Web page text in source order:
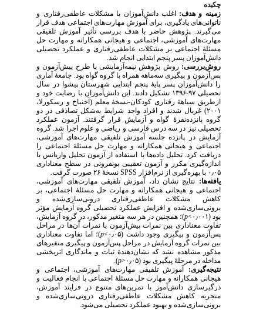
چکیده
زمینه و هدف:اغلب دانش‌آموزان با مشکلات عاطفی‌رفتاری و
ناتوانی‌های یادگیری، برای آموزش مهارت‌های اجتماعی هدف قرار
می‌گیرند. پژوهش حاضر با هدف بررسی تأثیر آموزش تلفیقی
مهارت‌های آموزشی، اجتماعی و هیجانی همکارانه و مهارت حل
مسئلهٔ اجتماعی بر مشکلات عاطفی‌رفتاری و عملکرد تحصیلی
دانش‌آموزان پسر پنجم ابتدایی انجام شد.
روش‌‌بررسی:روش پژوهش نیمه‌آزمایشی با طرح پیش‌آزمون و
پس‌آزمون و پیگیری سه‌ماهه همراه با گروه گواه بود. جامعه‌ٔ آماری
را دانش‌آموزان پسر پایهٔ پنجم ابتدایی شهرستان پیشوا در سال
تحصیلی ۹۷-۱۳۹۶ تشکیل دادند. این دانش‌آموزان با رضایت خود و
ازطریق سیاههٔ رفتاری کودکان-نسخهٔ معلم (آخنباخ و رسکورلا،
۲۰۰۱) غربال شدند و افراد واجد شرایط
به‌شکل تصادفی در دو
گروه پانزده‌نفرهٔ گواه و آزمایش قرار گرفتند.آزمون عملکرد
تحصیلی نیز در سه درس فارسی و ریاضی و علوماجرا شد. گروه‌
آزمایش در پانزده جلسه آموزش تلفیقی مهارت‌های آموزشی،
اجتماعی و هیجانی همکارانه و مهارت حل مسئلهٔ اجتماعی را
دریافت کرد. تحلیل داده‌ها با استفاده از آزمون تحلیل واریانس با
اندازه‌گیری مکرر و آزمون تعقیبی بونفرونی در سطح معناداری
۰٫۰۵ با بهره‌گیری از نرم‌افزار
S
SPSنسخهٔ ۲۶ صورت گرفت.
یافته‌ها:نتایج نشان داد، آموزش تلفیقی مهارت‌های آموزشی،
اجتماعی و هیجانی همکارانه و مهارت حل مسئلهٔ اجتماعی، بر
کاهش مشکلات عاطفی‌رفتاری درونی‌سازی‌شده و
برونی‌سازی‌شده و افزایش عملکرد تحصیلی گروه آزمایش مؤثر
بود (۰٫۰۰۱>
p)؛ همچنیندر هر سه متغیرمذکور، در گروه آزمایش،
تفاوت معناداری بین نمرات پیش‌آزمون با نمرات آن‌ها در مراحل
پس‌آزمون و پیگیری وجود داشت (۰٫۰۵>
p)؛ اما تفاوت معناداری
بین نمرات گروه آزمایش در مراحل پس‌آزمون و پیگیری متغیرهای
مذکور مشاهده نشد که نشان‌دهندهٔ ثبات و ماندگاری اثربخشی
مداخله در مرحلۀ پیگیری بود (۰٫۰۵<
p
).
نتیجه‌گیری:آموزشتلفیقی مهارت‌های آموزشی، اجتماعی و
هیجانی همکارانه و مهارت حل مسئلهٔ اجتماعیبا انجام فعالیت و
درگیرسازی دانش‌آموز با تمرین‌های متنوع در فرایند آموزش،
منجربه کاهش مشکلات عاطفی‌رفتاری درونی‌سازی‌شده و
برونی‌سازی‌شده و بهبود عملکرد تحصیلی می‌شود.